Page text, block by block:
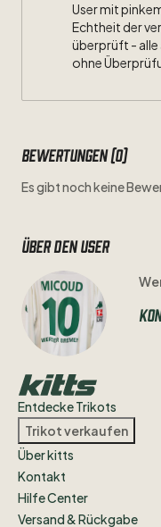
User mit
Echtheit der
überprüft - alle
ohne
Bewertungen (0)
Es gibt noch keine
Über den user
Entdecke Trikots
Trikot verkaufen
Über kitts
Kontakt
Hilfe Center
Versand & Rückgabe